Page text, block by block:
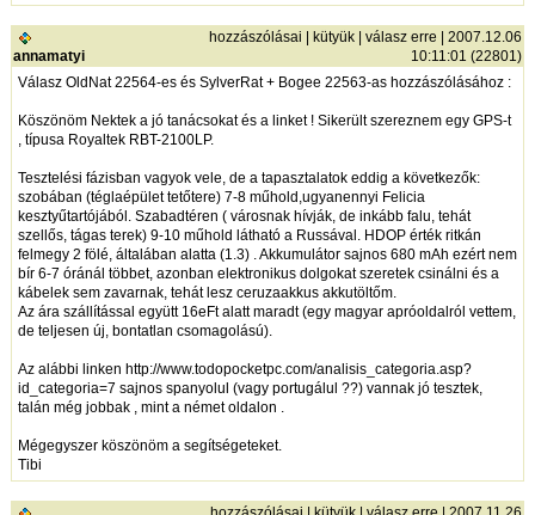
annamatyi
hozzászólásai kütyük |válasz erre | 2007.12.06
10:11:01 (22801)
Válasz OldNat 22564-es és SylverRat + Bogee 22563-as hozzászólásához :
Köszönöm Nektek a jó tanácsokat és a linket ! Sikerült szereznem egy GPS-t
, típusa Royaltek RBT-2100LP.
Tesztelési fázisban vagyok vele, de a tapasztalatok eddig a következők:
szobában (téglaépület tetőtere) 7-8 műhold,ugyanennyi Felicia
kesztyűtartójából. Szabadtéren ( városnak hívják, de inkább falu, tehát
szellős, tágas terek) 9-10 műhold látható a Russával. HDOP érték ritkán
felmegy 2 fölé, általában alatta (1.3) . Akkumulátor sajnos 680 mAh ezért nem
bír 6-7 óránál többet, azonban elektronikus dolgokat szeretek csinálni és a
kábelek sem zavarnak, tehát lesz ceruzaakkus akkutöltőm.
Az ára szállítással együtt 16eFt alatt maradt (egy magyar apróoldalról vettem,
de teljesen új, bontatlan csomagolású).
Az alábbi linken http://www.todopocketpc.com/analisis_categoria.asp?
id_categoria=7 sajnos spanyolul (vagy portugálul ??) vannak jó tesztek,
talán még jobbak , mint a német oldalon .
Mégegyszer köszönöm a segítségeteket.
Tibi